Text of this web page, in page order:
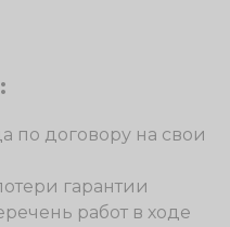
по договору на свои
гарантии
работ в ходе